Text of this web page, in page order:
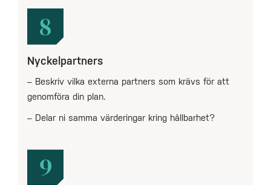
8
Nyckelpartners
– Beskriv vilka externa partners som krävs för att
genomföra din plan.
– Delar ni samma värderingar kring hållbarhet?
9